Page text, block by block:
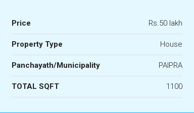
Price Rs.50 lakh
Property Type House
Panchayath/Municipality PAIPRA
TOTAL SQFT 1100